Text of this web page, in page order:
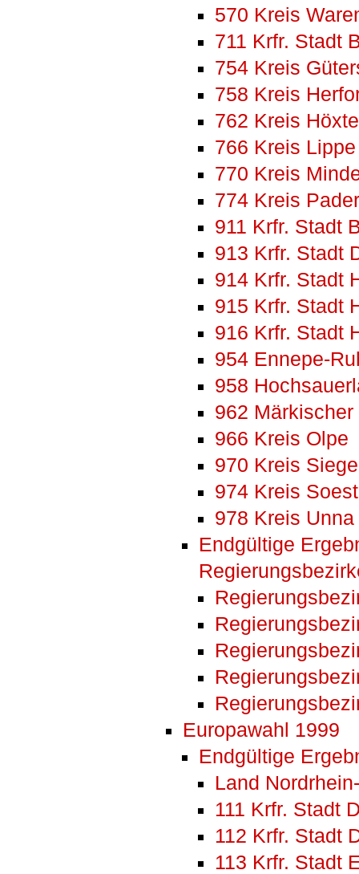
570 Kreis
711 Krfr. Stadt
754 Kreis
758 Kreis
762 Kreis
766 Kreis Lippe
770 Kreis
774 Kreis
911 Krfr. Stadt
913 Krfr. Stadt
914 Krfr. Stadt
915 Krfr. Stadt
916 Krfr. Stadt
954 Ennepe-
958
962 Märkischer
966 Kreis Olpe
970 Kreis
974 Kreis Soest
978 Kreis Unna
Endgültige
Europawahl 1999
Endgültige
Land
111 Krfr. Stadt
112 Krfr. Stadt
113 Krfr. Stadt